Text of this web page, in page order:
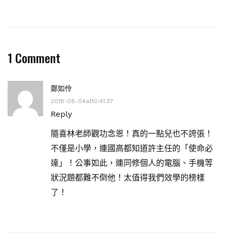
1 Comment
鄭如伶
2018-05-04at10:41:37
Reply
隨喜林老師觀功念恩！真的一點兒也不誇張！
不僅是小學，連國高都知道許主任的「使命必
達」！公事如此，連同修個人的電腦、手機等
狀況題都難不倒他！太值得我們效學的榜樣
了！